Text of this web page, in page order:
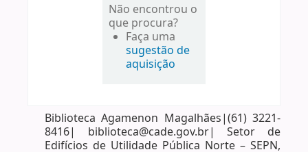
Não encontrou o
que procura?
Faça uma
sugestão de
aquisição
Biblioteca Agamenon Magalhães|(61) 3221-
8416| biblioteca@cade.gov.br| Setor de
Edifícios de Utilidade Pública Norte – SEPN,